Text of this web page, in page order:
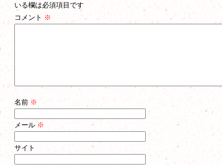
いる欄は必須項目です
コメント ※
名前※
メール ※
サイト